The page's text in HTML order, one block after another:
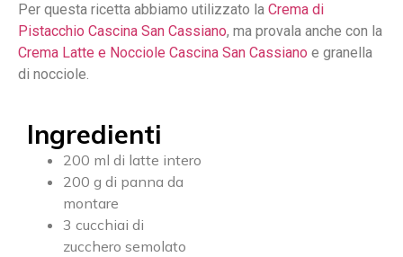
Per questa ricetta abbiamo utilizzato la Crema di
Pistacchio Cascina San Cassiano, ma provala anche con la
Crema Latte e Nocciole Cascina San Cassiano e granella
di nocciole.
Ingredienti
200 ml di latte intero
200 g di panna da
montare
3 cucchiai di
zucchero semolato